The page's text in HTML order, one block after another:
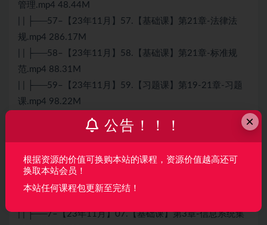
管理.mp4 48.44M
| | ├──57–【23年11月】57.【基础课】第21章-法律法
规.mp4 286.17M
| | ├──58–【23年11月】58.【基础课】第21章-标准规
范.mp4 88.31M
| | ├──59–【23年11月】59.【习题课】第19-21章-习题
课.mp4 98.22M
| | ├──6–【23年11月】06.【习题课】第2章-习题课
84.78M
| | ├──60–【23年11月】60.【习题课】附加题-历年英语
| | ├──7–【23年11月】07.【基础课】第3章-信息系统集
×
公告！！！
根据资源的价值可换购本站的课程，资源价值越高还可
换取本站会员！
本站任何课程包更新至完结！